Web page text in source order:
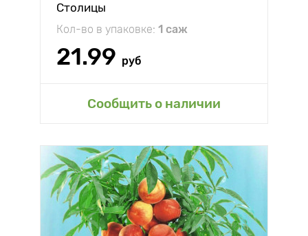
Столицы
Кол-во в упаковке: 1 саж
21.99 руб
Сообщить о наличии